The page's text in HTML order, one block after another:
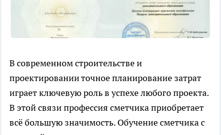
В современном строительстве и
проектировании точное планирование затрат
играет ключевую роль в успехе любого проекта.
В этой связи профессия сметчика приобретает
всё большую значимость. Обучение сметчика с